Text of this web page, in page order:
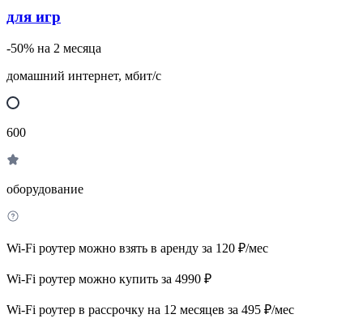
для игр
-50% на 2 месяца
домашний интернет, мбит/с
600
оборудование
Wi-Fi роутер можно взять в аренду за 120 ₽/мес
Wi-Fi роутер можно купить за 4990 ₽
Wi-Fi роутер в рассрочку на 12 месяцев за 495 ₽/мес